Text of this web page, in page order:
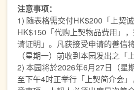
注意事项：
1) 随表格需交付HK$200「上契
HK$150「代购上契物品费用」
请证明」。凡获接受申请的善信
（星期一）前收到本园发出之「
2) 本园将於2026年6月27日（星
至下午4时正举行「上契简介会